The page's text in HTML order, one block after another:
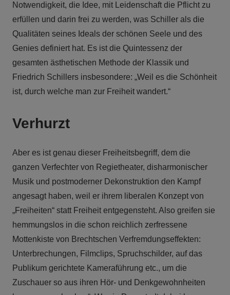
Notwendigkeit, die Idee, mit Leidenschaft die Pflicht zu
erfüllen und darin frei zu werden, was Schiller als die
Qualitäten seines Ideals der schönen Seele und des
Genies definiert hat. Es ist die Quintessenz der
gesamten ästhetischen Methode der Klassik und
Friedrich Schillers insbesondere: „Weil es die Schönheit
ist, durch welche man zur Freiheit wandert.“
Verhurzt
Aber es ist genau dieser Freiheitsbegriff, dem die
ganzen Verfechter von Regietheater, disharmonischer
Musik und postmoderner Dekonstruktion den Kampf
angesagt haben, weil er ihrem liberalen Konzept von
„Freiheiten“ statt Freiheit entgegensteht. Also greifen sie
hemmungslos in die schon reichlich zerfressene
Mottenkiste von Brechtschen Verfremdungseffekten:
Unterbrechungen, Filmclips, Spruchschilder, auf das
Publikum gerichtete Kameraführung etc., um die
Zuschauer so aus ihren Hör- und Denkgewohnheiten